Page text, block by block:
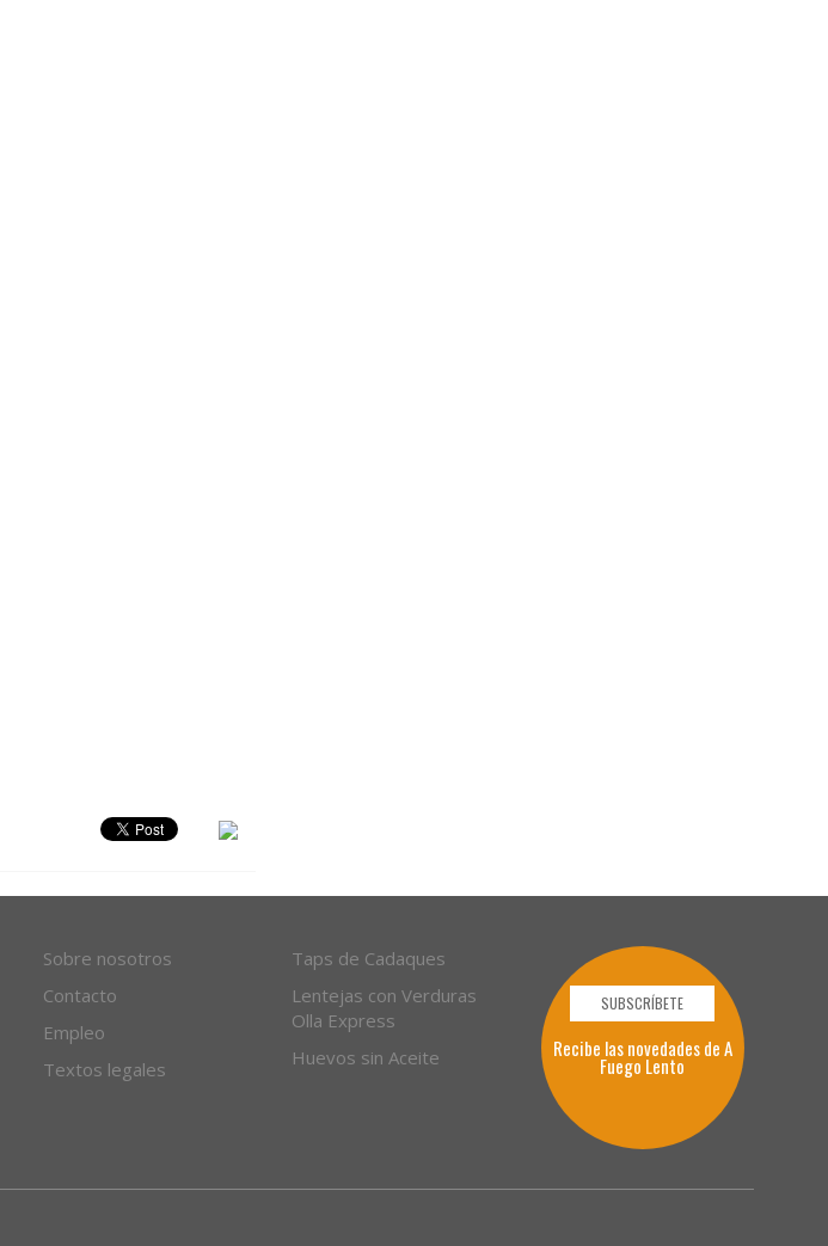
Sobre nosotros
Contacto
Empleo
Textos legales
Taps de Cadaques
Lentejas con Verduras
Olla Express
Huevos sin Aceite
SUBSCRÍBETE
Recibe las novedades de A
Fuego Lento